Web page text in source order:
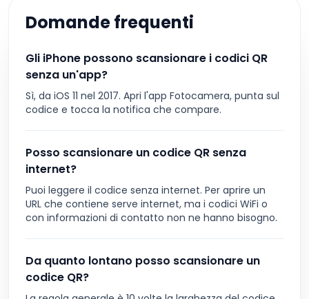
Domande frequenti
Gli iPhone possono scansionare i codici QR
senza un'app?
Sì, da iOS 11 nel 2017. Apri l'app Fotocamera, punta sul
codice e tocca la notifica che compare.
Posso scansionare un codice QR senza
internet?
Puoi leggere il codice senza internet. Per aprire un
URL che contiene serve internet, ma i codici WiFi o
con informazioni di contatto non ne hanno bisogno.
Da quanto lontano posso scansionare un
codice QR?